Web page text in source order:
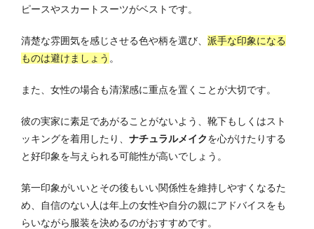
ピースやスカートスーツがベストです。
清楚な雰囲気を感じさせる色や柄を選び、 派手な印象になる
ものは避けましょう 。
また、女性の場合も清潔感に重点を置くことが大切です。
彼の実家に素足であがることがないよう、靴下もしくはスト
ッキングを着用したり、 ナチュラルメイクを心がけたりする
と好印象を与えられる可能性が高いでしょう。
第一印象がいいとその後もいい関係性を維持しやすくなるた
め、自信のない人は年上の女性や自分の親にアドバイスをも
らいながら服装を決めるのがおすすめです。